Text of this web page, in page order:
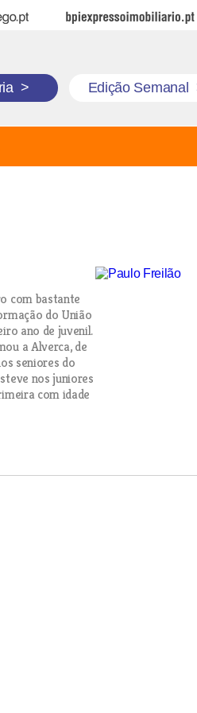
BPI Expresso Imobiliário
> Edição Semanal
com bastante
do União
ano de juvenil.
a Alverca, de
seniores do
nos juniores
com idade